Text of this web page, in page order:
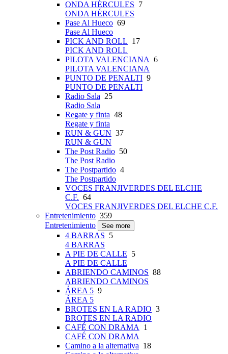
ONDA HÉRCULES 7
ONDA HÉRCULES
Pase Al Hueco 69
Pase Al Hueco
PICK AND ROLL 17
PICK AND ROLL
PILOTA VALENCIANA 6
PILOTA VALENCIANA
PUNTO DE PENALTI 9
PUNTO DE PENALTI
Radio Sala 25
Radio Sala
Regate y finta 48
Regate y finta
RUN & GUN 37
RUN & GUN
The Post Radio 50
The Post Radio
The Postpartido 4
The Postpartido
VOCES FRANJIVERDES DEL ELCHE
C.F. 64
VOCES FRANJIVERDES DEL ELCHE C.F.
Entretenimiento 359
Entretenimiento
See more
4 BARRAS 5
4 BARRAS
A PIE DE CALLE 5
A PIE DE CALLE
ABRIENDO CAMINOS 88
ABRIENDO CAMINOS
ÁREA 5 9
ÁREA 5
BROTES EN LA RADIO 3
BROTES EN LA RADIO
CAFÉ CON DRAMA 1
CAFÉ CON DRAMA
Camino a la alternativa 18